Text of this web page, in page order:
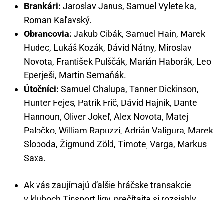
Brankári: Jaroslav Janus, Samuel Vyletelka,
Roman Kaľavský.
Obrancovia: Jakub Cibák, Samuel Hain, Marek
Hudec, Lukáš Kozák, Dávid Nátny, Miroslav
Novota, František Pulščák, Marián Haborák, Leo
Eperješi, Martin Semaňák.
Útočníci: Samuel Chalupa, Tanner Dickinson,
Hunter Fejes, Patrik Frič, Dávid Hajnik, Dante
Hannoun, Oliver Jokeľ, Alex Novota, Matej
Paločko, William Rapuzzi, Adrián Valigura, Marek
Sloboda, Žigmund Zöld, Timotej Varga, Markus
Saxa.
Ak vás zaujímajú ďalšie hráčske transakcie